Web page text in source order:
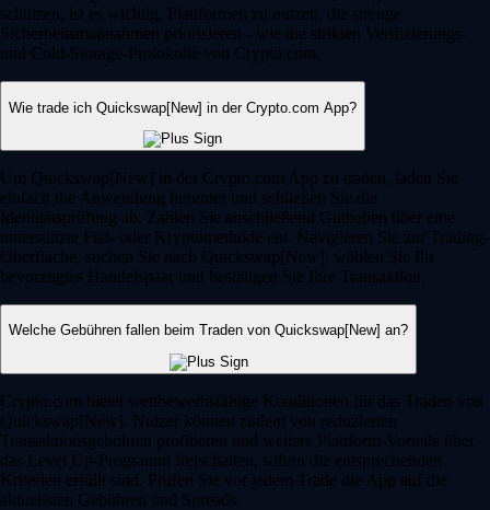
schützen, ist es wichtig, Plattformen zu nutzen, die strenge
Sicherheitsmaßnahmen priorisieren - wie die strikten Verifizierungs-
und Cold-Storage-Protokolle von Crypto.com.
Wie trade ich Quickswap[New] in der Crypto.com App?
Um Quickswap[New] in der Crypto.com App zu traden, laden Sie
einfach die Anwendung herunter und schließen Sie die
Identitätsprüfung ab. Zahlen Sie anschließend Guthaben über eine
unterstützte Fiat- oder Kryptomethode ein. Navigieren Sie zur Trading-
Oberfläche, suchen Sie nach Quickswap[New], wählen Sie Ihr
bevorzugtes Handelspaar und bestätigen Sie Ihre Transaktion.
Welche Gebühren fallen beim Traden von Quickswap[New] an?
Crypto.com bietet wettbewerbsfähige Konditionen für das Traden von
Quickswap[New]. Nutzer können zudem von reduzierten
Transaktionsgebühren profitieren und weitere Plattform-Vorteile über
das Level Up-Programm freischalten, sofern die entsprechenden
Kriterien erfüllt sind. Prüfen Sie vor jedem Trade die App auf die
aktuellsten Gebühren und Spreads.